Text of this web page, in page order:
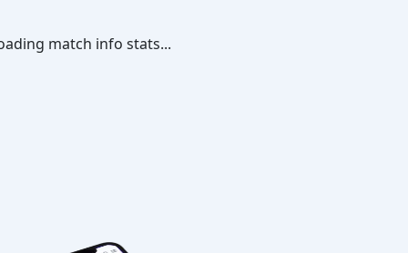
match info stats...